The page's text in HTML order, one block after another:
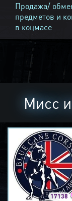
Продажа/
предметов и
в коцмасе
Мисс
17138